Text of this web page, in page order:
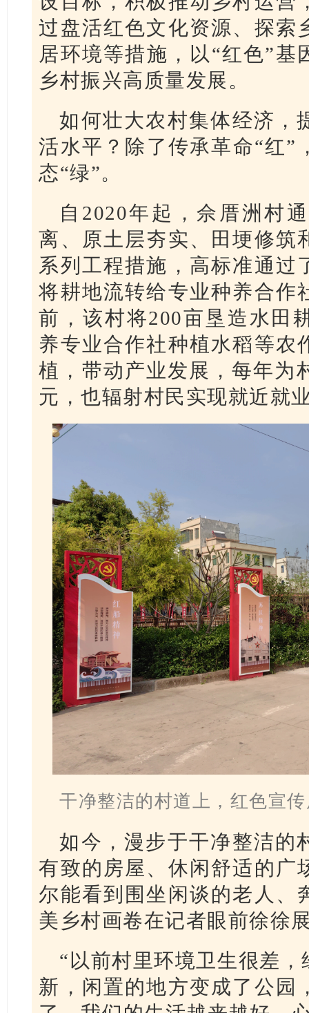
过盘活红色文化资源、探索
居环境等措施，以“红色”基
乡村振兴高质量发展。
如何壮大农村集体经济，
活水平？除了传承革命“红”
态“绿”。
自2020年起，佘厝洲村
离、原土层夯实、田埂修筑
系列工程措施，高标准通过
将耕地流转给专业种养合作
前，该村将200亩垦造水田
养专业合作社种植水稻等农
植，带动产业发展，每年为
元，也辐射村民实现就近就
干净整洁的村道上，红色宣
如今，漫步于干净整洁的
有致的房屋、休闲舒适的广
尔能看到围坐闲谈的老人、
美乡村画卷在记者眼前徐徐
“以前村里环境卫生很差
新，闲置的地方变成了公园